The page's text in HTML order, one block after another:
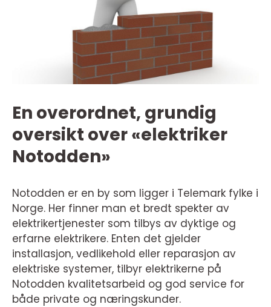
En overordnet, grundig
oversikt over «elektriker
Notodden»
Notodden er en by som ligger i Telemark fylke i
Norge. Her finner man et bredt spekter av
elektrikertjenester som tilbys av dyktige og
erfarne elektrikere. Enten det gjelder
installasjon, vedlikehold eller reparasjon av
elektriske systemer, tilbyr elektrikerne på
Notodden kvalitetsarbeid og god service for
både private og næringskunder.